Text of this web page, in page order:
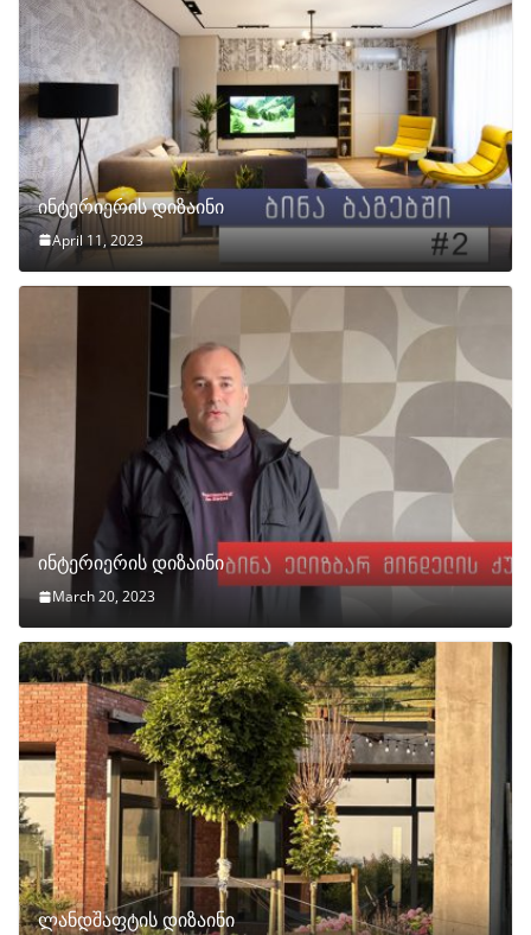
ინტერიერის დიზაინი
April 11, 2023
ინტერიერის დიზაინი
March 20, 2023
ლანდშაფტის დიზაინი